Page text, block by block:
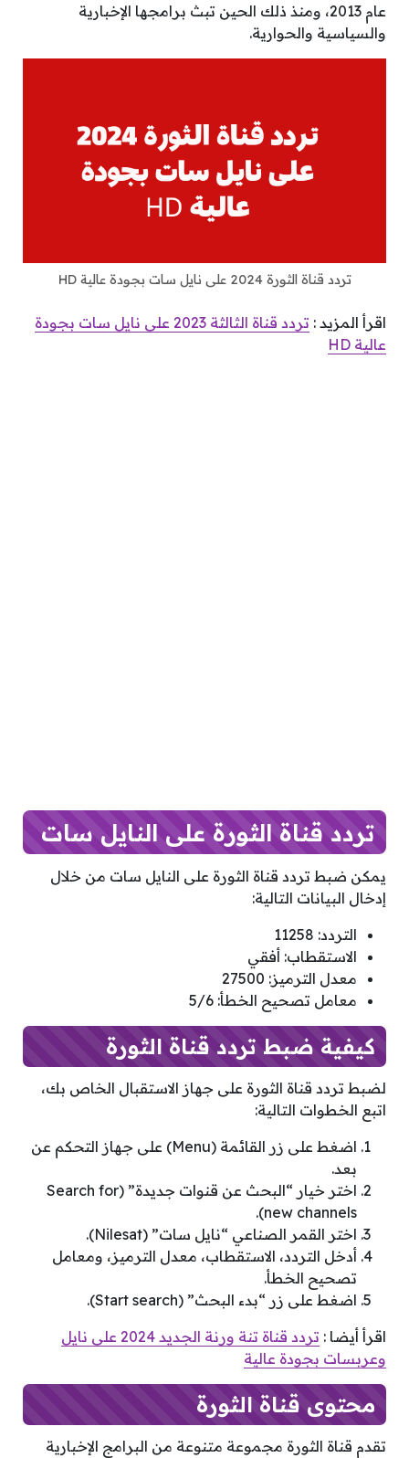
عام 2013، ومنذ ذلك الحين تبث برامجها الإخبارية
والسياسية والحوارية.
تردد قناة الثورة 2024 على نايل سات بجودة عالية HD
اقرأ المزيد :
تردد قناة الثالثة 2023 على نايل سات بجودة
عالية HD
تردد قناة الثورة على النايل سات
يمكن ضبط تردد قناة الثورة على النايل سات من خلال
إدخال البيانات التالية:
التردد: 11258
الاستقطاب: أفقي
معدل الترميز: 27500
معامل تصحيح الخطأ: 5/6
كيفية ضبط تردد قناة الثورة
لضبط تردد قناة الثورة على جهاز الاستقبال الخاص بك،
اتبع الخطوات التالية:
اضغط على زر القائمة (Menu) على جهاز التحكم عن
بعد.
اختر خيار “البحث عن قنوات جديدة” (Search for
new channels).
اختر القمر الصناعي “نايل سات” (Nilesat).
أدخل التردد، الاستقطاب، معدل الترميز، ومعامل
تصحيح الخطأ.
اضغط على زر “بدء البحث” (Start search).
اقرأ أيضا :
تردد قناة تنة ورنة الجديد 2024 على نايل
وعربسات بجودة عالية
محتوى قناة الثورة
تقدم قناة الثورة مجموعة متنوعة من البرامج الإخبارية